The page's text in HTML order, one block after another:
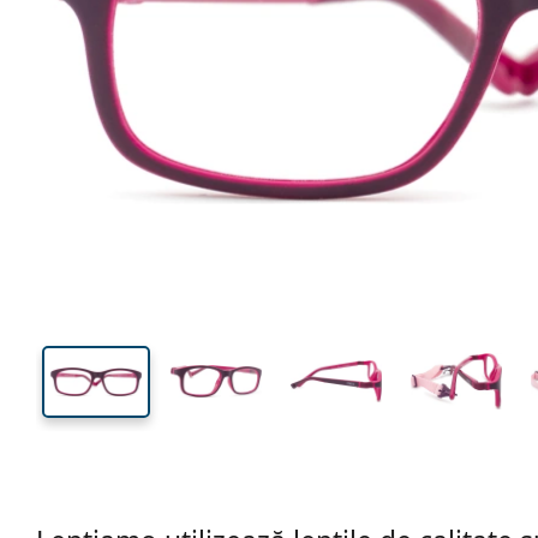
32 mm
Înălțime lentilă Lățimea lentilei
Lățimea
lentilei